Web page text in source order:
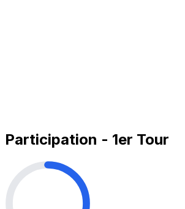
Participation - 1er Tour